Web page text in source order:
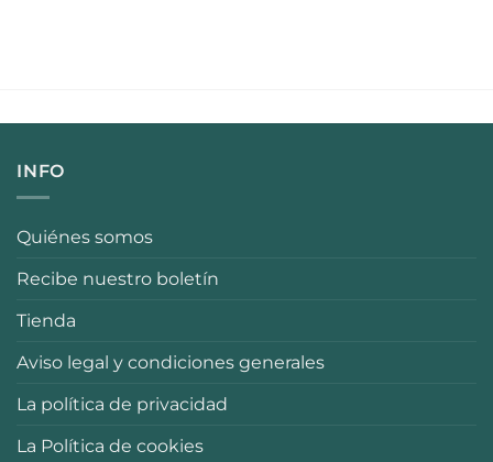
INFO
Quiénes somos
Recibe nuestro boletín
Tienda
Aviso legal y condiciones generales
La política de privacidad
La Política de cookies